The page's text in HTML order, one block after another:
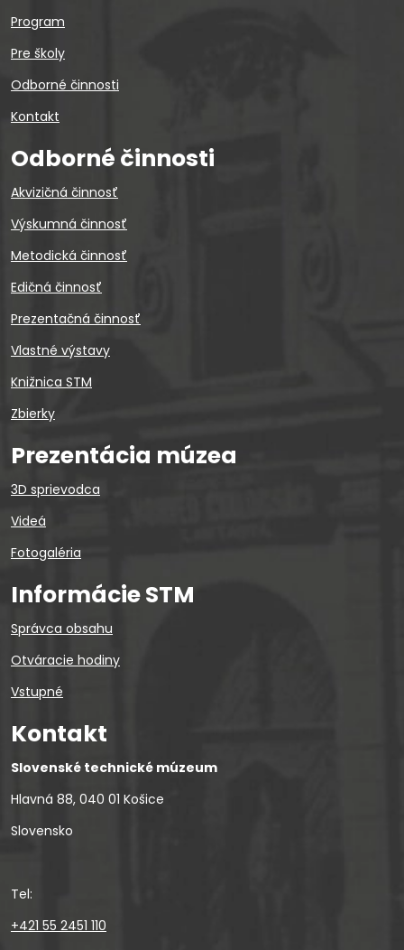
Program
Pre školy
Odborné činnosti
Kontakt
Odborné činnosti
Akvizičná činnosť
Výskumná činnosť
Metodická činnosť
Edičná činnosť
Prezentačná činnosť
Vlastné výstavy
Knižnica STM
Zbierky
Prezentácia múzea
3D sprievodca
Videá
Fotogaléria
Informácie STM
Správca obsahu
Otváracie hodiny
Vstupné
Kontakt
Slovenské technické múzeum
Hlavná 88, 040 01 Košice
Slovensko
Tel:
+421 55 2451 110